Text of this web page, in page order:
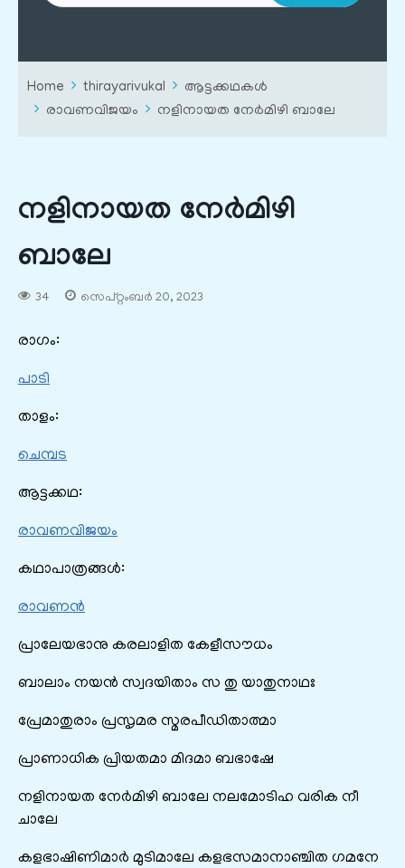
Home thirayarivukal
ആട്ടക്കഥകൾ
രാവണവിജയം
നളിനായത നേർമിഴി ബാലേ
നളിനായത നേർമിഴി
ബാലേ
34 സെപ്റ്റംബർ 20, 2023
രാഗം:
പാടി
താളം:
ചെമ്പട
ആട്ടക്കഥ:
രാവണവിജയം
കഥാപാത്രങ്ങൾ:
രാവണന്‍
പ്രാലേയഭാനു കരലാളിത കേളീസൗധം
ബാലാം നയൻ സ്വദയിതാം സ തു യാതുനാഥഃ
പ്രേമാതുരാം പ്രസൃമര സ്മരപീഡിതാത്മാ
പ്രാണാധിക പ്രിയതമാ മിദമാ ബഭാഷേ
നളിനായത നേർമിഴി ബാലേ നലമോടിഹ വരിക നീ
ചാലേ
കളഭാഷിണിമാർ മുടിമാലേ കളഭസമാനാഞ്ചിത ഗമനേ